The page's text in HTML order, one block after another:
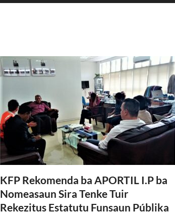
KFP Rekomenda ba APORTIL I.P ba
Nomeasaun Sira Tenke Tuir
Rekezitus Estatutu Funsaun Públika